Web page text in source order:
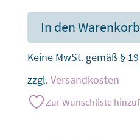
In den Warenkorb
Keine MwSt. gemäß §
zzgl.Versandkosten
Zur Wunschliste